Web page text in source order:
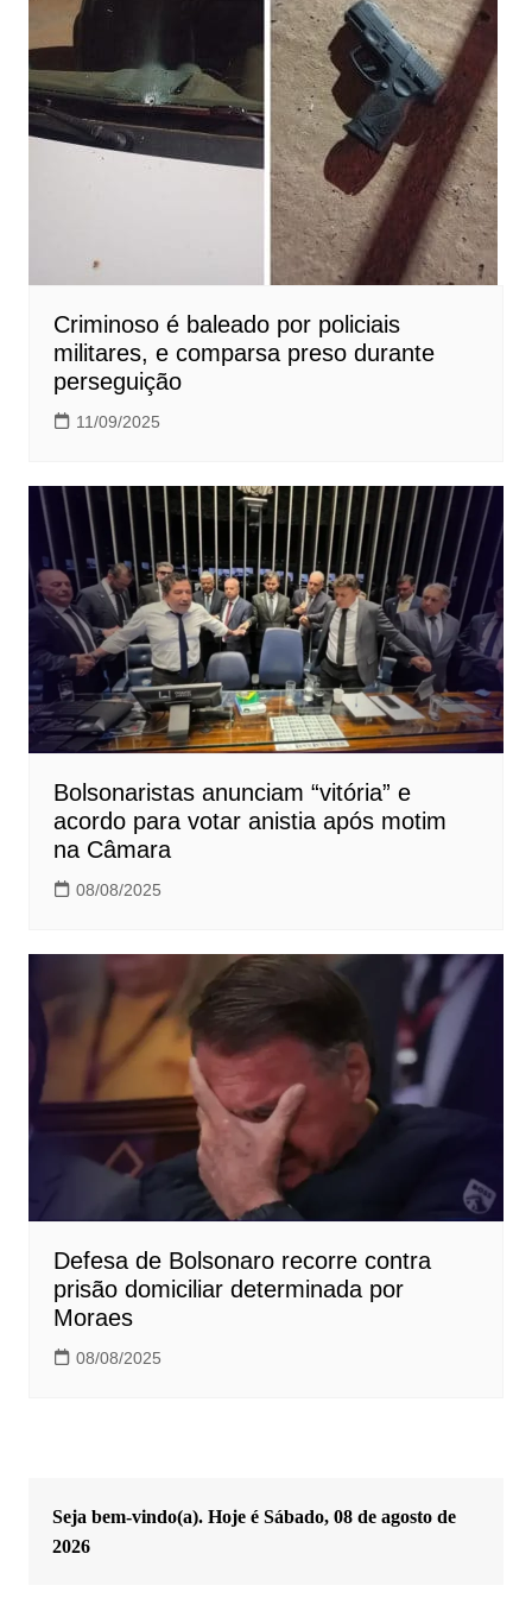
Criminoso é baleado por policiais
militares, e comparsa preso durante
perseguição
11/09/2025
Bolsonaristas anunciam “vitória” e
acordo para votar anistia após motim
na Câmara
08/08/2025
Defesa de Bolsonaro recorre contra
prisão domiciliar determinada por
Moraes
08/08/2025
Seja bem-vindo(a). Hoje é Sábado, 08 de agosto de
2026